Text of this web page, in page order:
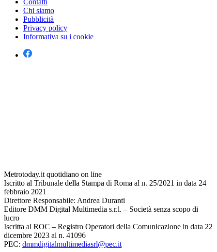
Chi siamo
Pubblicità
Privacy policy
Informativa su i cookie
Metrotoday.it quotidiano on line
Iscritto al Tribunale della Stampa di Roma al n. 25/2021 in data 24
febbraio 2021
Direttore Responsabile: Andrea Duranti
Editore DMM Digital Multimedia s.r.l. – Società senza scopo di
lucro
Iscritta al ROC – Registro Operatori della Comunicazione in data 22
dicembre 2023 al n. 41096
PEC: dmmdigitalmultimediasrl@pec.it